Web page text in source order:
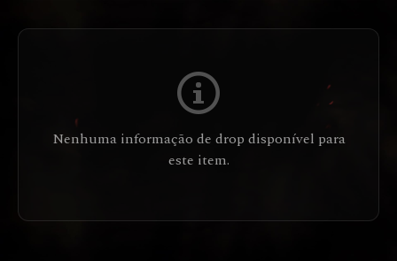
Nenhuma informação de drop disponível para
este item.